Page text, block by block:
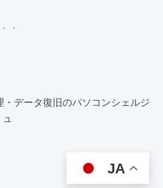
データ復旧のパソコンシェルジ
ュ
JA